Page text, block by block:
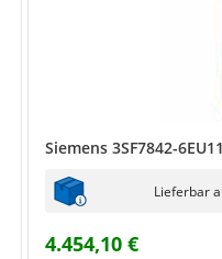
Siemens 3SF7842-6EU11
Lieferbar
4.454,10 €